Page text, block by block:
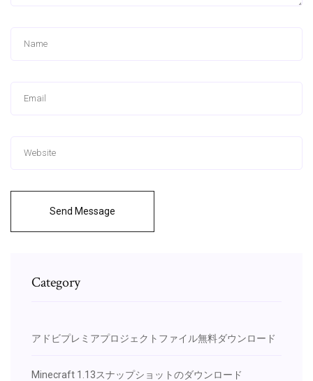
Send Message
Category
アドビプレミアプロジェクトファイル無料ダウンロード
Minecraft 1.13スナップショットのダウンロード